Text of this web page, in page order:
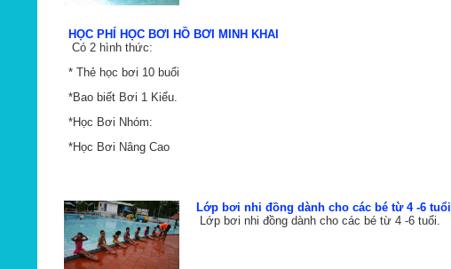
HỌC PHÍ HỌC BƠI HỒ BƠI MINH KHAI
Có 2 hình thức:
* Thẻ học bơi 10 buổi
*Bao biết Bơi 1 Kiểu.
*Học Bơi Nhóm:
*Học Bơi Nâng Cao
Lớp bơi nhi đồng dành cho các bé từ 4 -6 tuổi
Lớp bơi nhi đồng dành cho các bé từ 4 -6 tuổi.